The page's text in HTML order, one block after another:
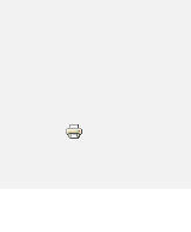
hace